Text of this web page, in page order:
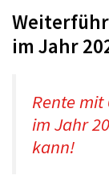
im Jahr
Rente mit
im Jahr
kann!